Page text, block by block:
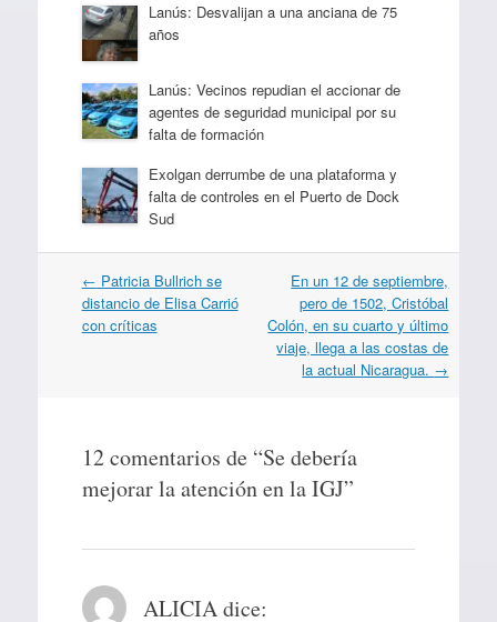
Lanús: Desvalijan a una anciana de 75
años
Lanús: Vecinos repudian el accionar de
agentes de seguridad municipal por su
falta de formación
Exolgan derrumbe de una plataforma y
falta de controles en el Puerto de Dock
Sud
Navegación
por
artículos
← Patricia Bullrich se
distancio de Elisa Carrió
con críticas
En un 12 de septiembre,
pero de 1502, Cristóbal
Colón, en su cuarto y último
viaje, llega a las costas de
la actual Nicaragua. →
12 comentarios de “Se debería
mejorar la atención en la IGJ”
ALICIA dice: